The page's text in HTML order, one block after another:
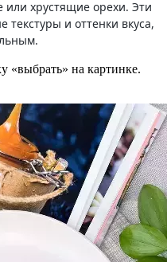
хрустящие орехи. Эти
и оттенки вкуса,
«выбрать» на картинке.